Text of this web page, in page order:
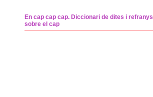
En cap cap cap. Diccionari de dites i refranys
sobre el cap